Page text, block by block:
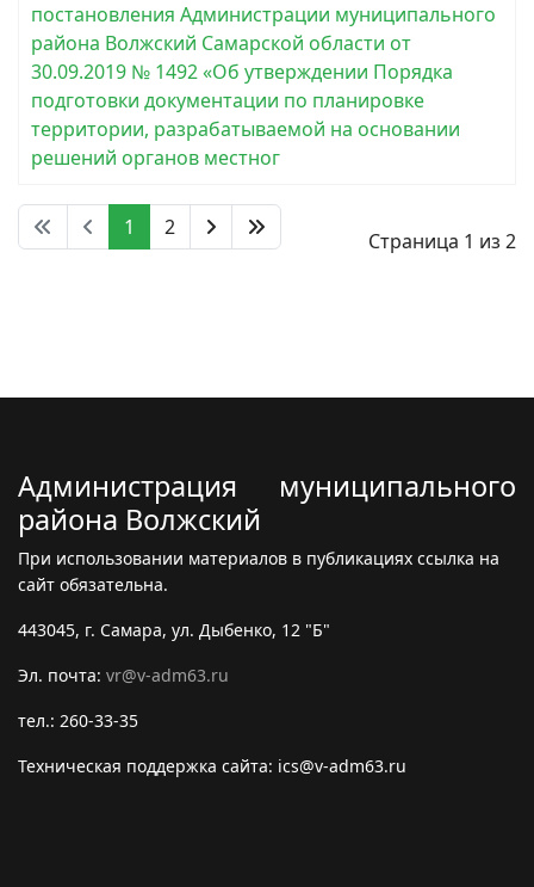
постановления Администрации муниципального
района Волжский Самарской области от
30.09.2019 № 1492 «Об утверждении Порядка
подготовки документации по планировке
территории, разрабатываемой на основании
решений органов местног
1 2
Страница 1 из 2
Администрация муниципального
района Волжский
При использовании материалов в публикациях ссылка на
сайт обязательна.
443045, г. Самара, ул. Дыбенко, 12 "Б"
Эл. почта: vr@v-adm63.ru
тел.: 260-33-35
Техническая поддержка сайта: ics@v-adm63.ru